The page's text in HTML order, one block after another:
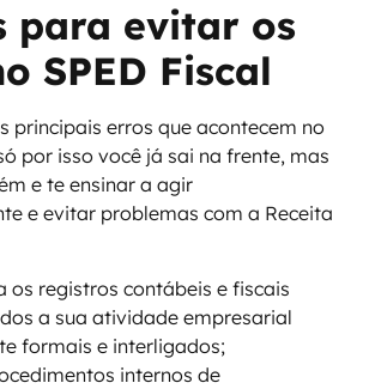
para evitar os
SPED Fiscal
principais erros que acontecem no
por isso você já sai na frente, mas
e te ensinar a agir
e evitar problemas com a Receita
os registros contábeis e fiscais
a sua atividade empresarial
formais e interligados;
internos de